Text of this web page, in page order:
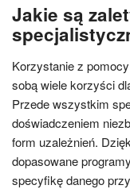
Jakie są
Korzystanie z
sobą wiele korzyści
Przede wszystkim
doświadczeniem
form uzależnień.
dopasowane
specyfikę danego